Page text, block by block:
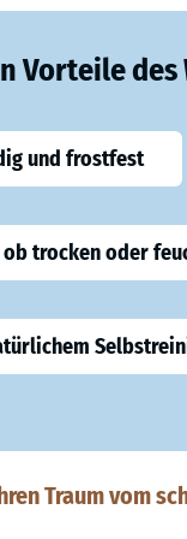
Vorteile des
und frostfest
ob trocken oder
Traum vom